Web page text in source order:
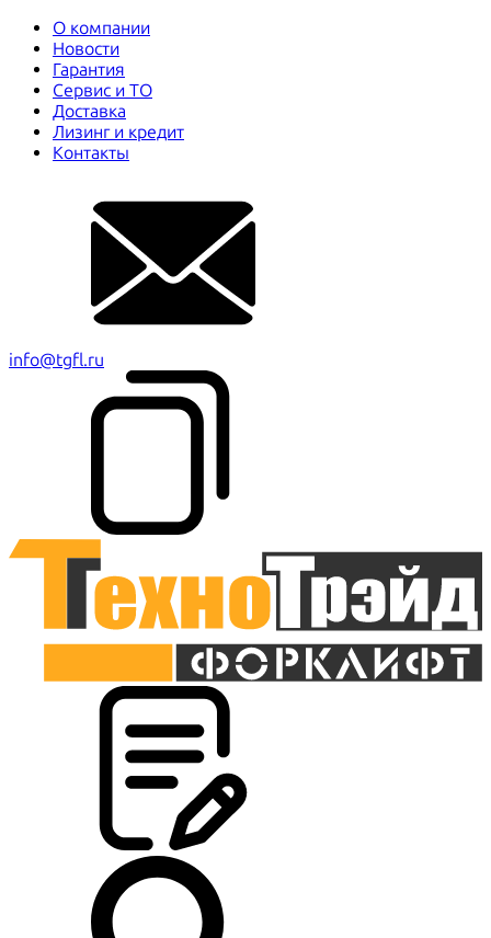
О компании
Новости
Гарантия
Сервис и ТО
Доставка
Лизинг и кредит
Контакты
info@tgfl.ru